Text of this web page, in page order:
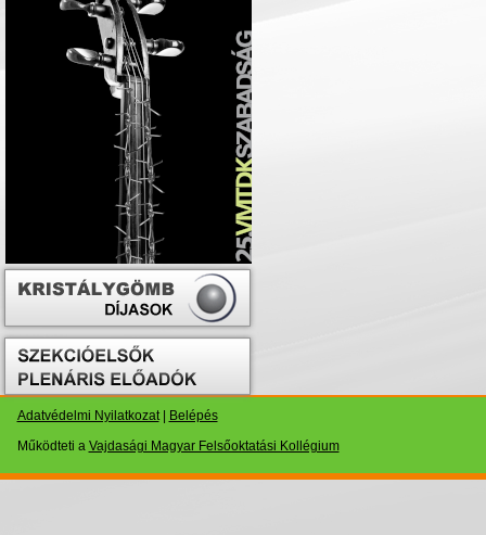
Adatvédelmi Nyilatkozat|
Belépés
Működteti a Vajdasági Magyar Felsőoktatási Kollégium